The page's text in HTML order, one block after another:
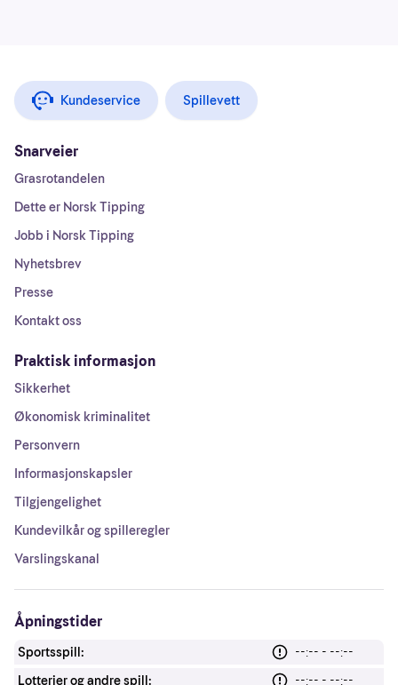
Kundeservice Spillevett
Snarveier
Grasrotandelen
Dette er Norsk Tipping
Jobb i Norsk Tipping
Nyhetsbrev
Presse
Kontakt oss
Praktisk informasjon
Sikkerhet
Økonomisk kriminalitet
Personvern
Informasjonskapsler
Tilgjengelighet
Kundevilkår og spilleregler
Varslingskanal
Åpningstider
Sportsspill:
--:-- - --:--
Lotterier og andre spill:
--:-- - --:--